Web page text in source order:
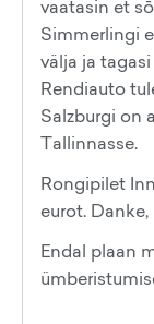
vaatasin et
Simmerlingi
välja ja
Rendiauto
Salzburgi on
Tallinnasse.
Rongipilet
eurot. Danke,
Endal plaan